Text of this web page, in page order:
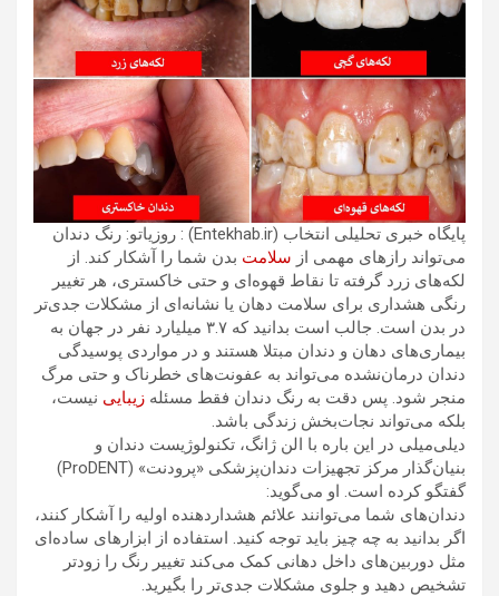
پایگاه خبری تحلیلی انتخاب (Entekhab.ir) : روزیاتو: رنگ دندان
می‌تواند رازهای مهمی از سلامت بدن شما را آشکار کند. از
لکه‌های زرد گرفته تا نقاط قهوه‌ای و حتی خاکستری، هر تغییر
رنگی هشداری برای سلامت دهان یا نشانه‌ای از مشکلات جدی‌تر
در بدن است. جالب است بدانید که ۳.۷ میلیارد نفر در جهان به
بیماری‌های دهان و دندان مبتلا هستند و در مواردی پوسیدگی
دندان درمان‌نشده می‌تواند به عفونت‌های خطرناک و حتی مرگ
منجر شود. پس دقت به رنگ دندان فقط مسئله زیبایی نیست،
بلکه می‌تواند نجات‌بخش زندگی باشد.
دیلی‌میلی در این باره با الن ژانگ، تکنولوژیست دندان و
بنیان‌گذار مرکز تجهیزات دندان‌پزشکی «پرودنت» (ProDENT)
گفتگو کرده است. او می‌گوید:
دندان‌های شما می‌توانند علائم هشداردهنده اولیه را آشکار کنند،
اگر بدانید به چه چیز باید توجه کنید. استفاده از ابزارهای ساده‌ای
مثل دوربین‌های داخل دهانی کمک می‌کند تغییر رنگ را زودتر
تشخیص دهید و جلوی مشکلات جدی‌تر را بگیرید.